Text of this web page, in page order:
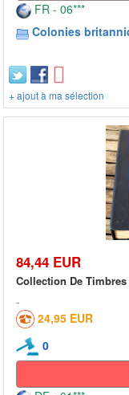
FR - 06***
Colonies
+ ajout à ma sélection
84,44 EUR
Collection De
24,95 EUR
0